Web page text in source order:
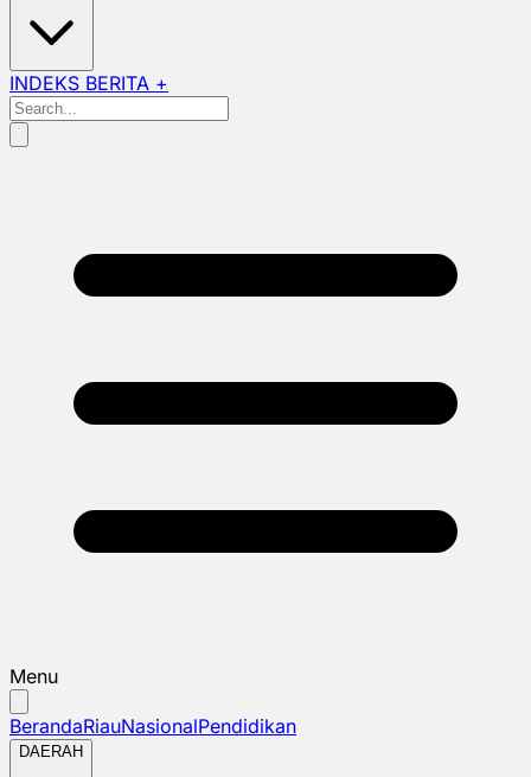
INDEKS BERITA +
Menu
BerandaRiauNasionalPendidikan
DAERAH